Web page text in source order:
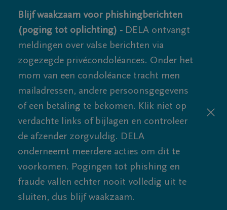
Blijf waakzaam voor phishingberichten
(poging tot oplichting) - DELA ontvangt
meldingen over valse berichten via
zogezegde privécondoléances. Onder het
mom van een condoléance tracht men
mailadressen, andere persoonsgegevens
of een betaling te bekomen. Klik niet op
verdachte links of bijlagen en controleer
de afzender zorgvuldig. DELA
onderneemt meerdere acties om dit te
voorkomen. Pogingen tot phishing en
fraude vallen echter nooit volledig uit te
sluiten, dus blijf waakzaam.